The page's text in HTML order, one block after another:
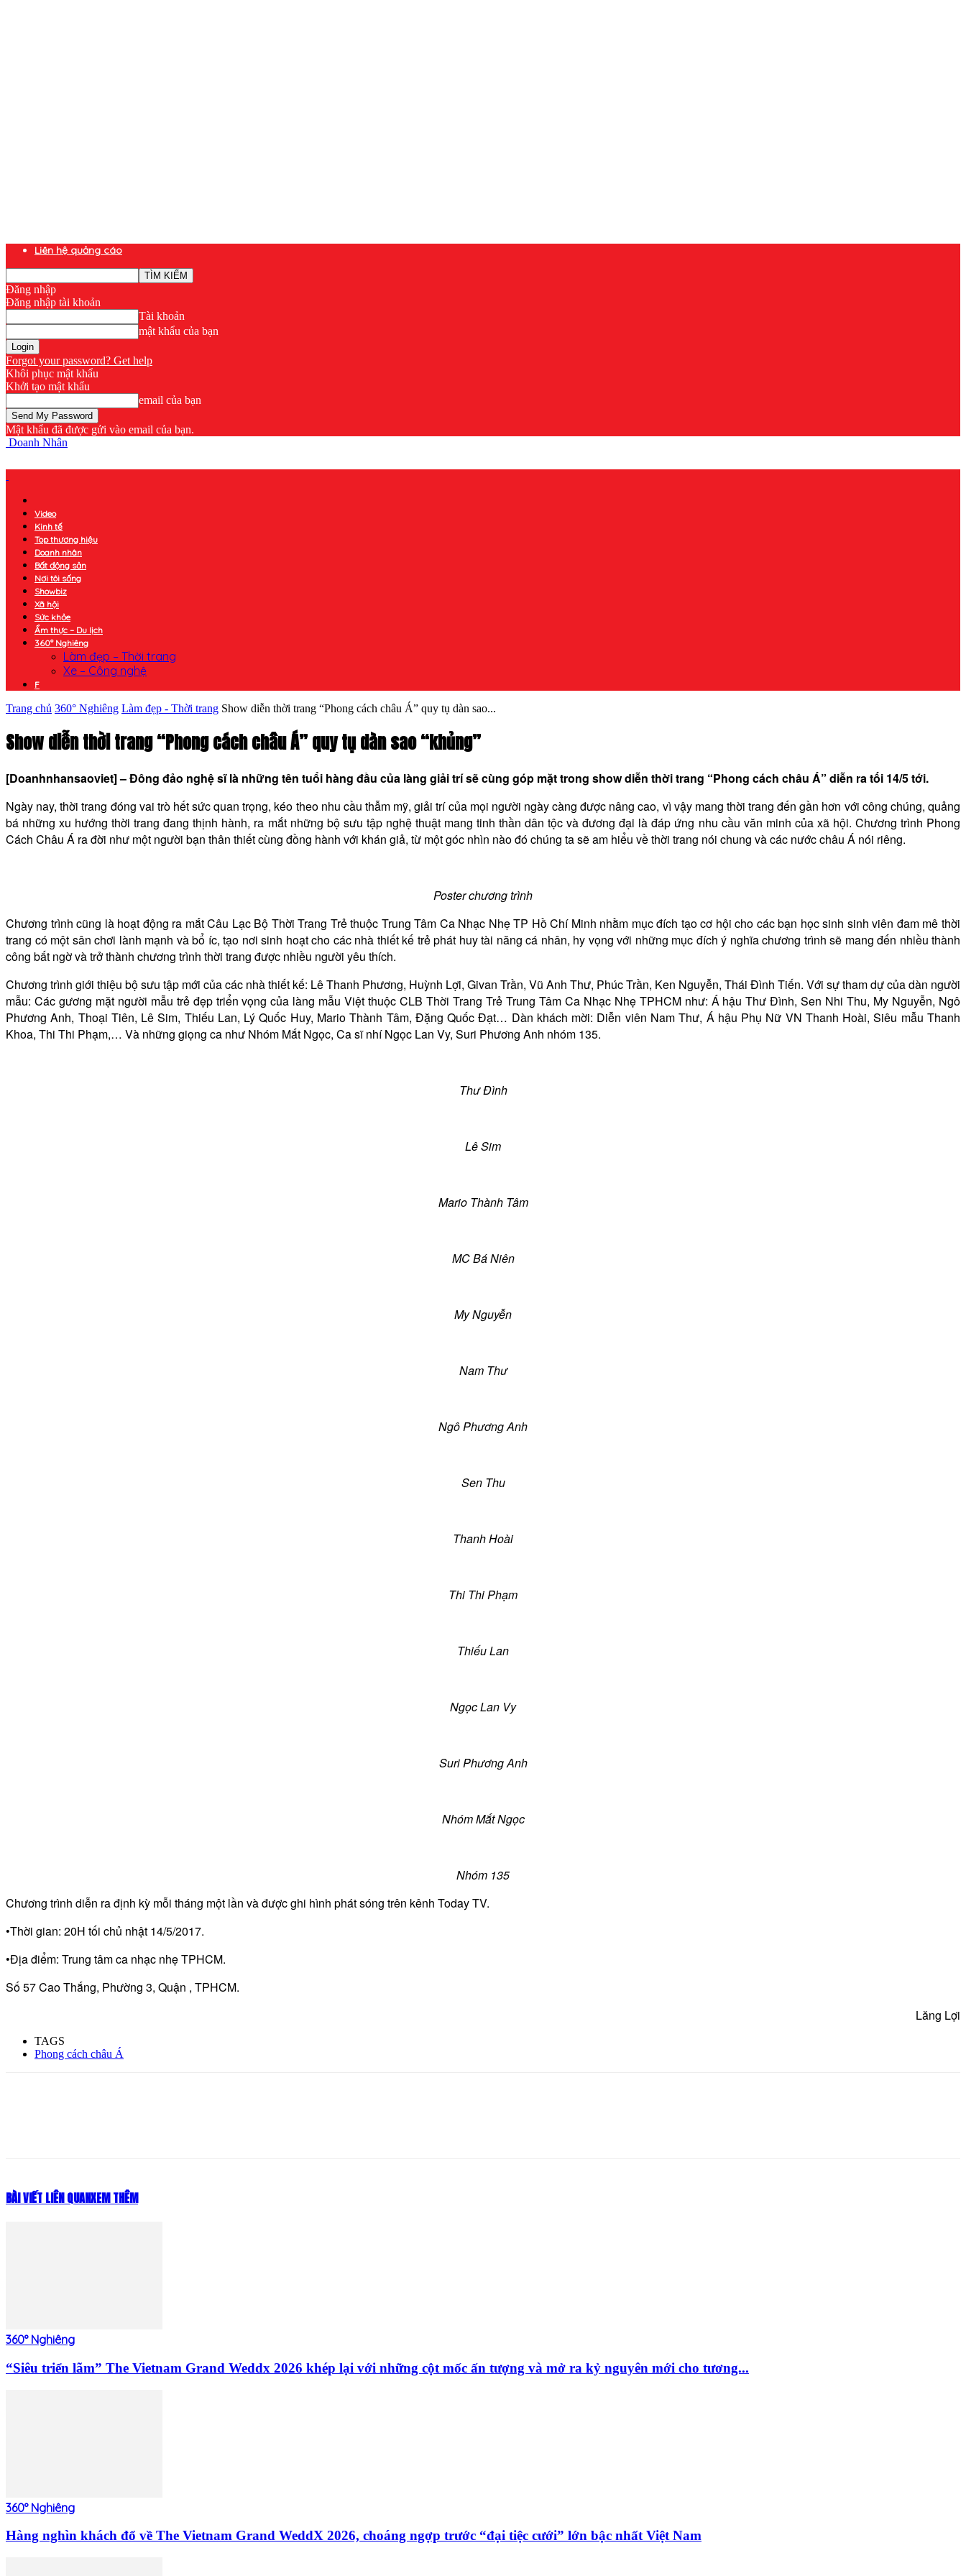
Liên hệ quảng cáo
Đăng nhập
Đăng nhập tài khoản
Tài khoản
mật khẩu của bạn
Forgot your password? Get help
Khôi phục mật khẩu
Khởi tạo mật khẩu
email của bạn
Mật khẩu đã được gửi vào email của bạn.
Doanh Nhân
Video
Kinh tế
Top thương hiệu
Doanh nhân
Bất động sản
Nơi tôi sống
Showbiz
Xã hội
Sức khỏe
Ẩm thực – Du lịch
360° Nghiêng
Làm đẹp – Thời trang
Xe – Công nghệ
F
Trang chủ 360° Nghiêng Làm đẹp - Thời trang Show diễn thời trang “Phong cách châu Á” quy tụ dàn sao...
Show diễn thời trang “Phong cách châu Á” quy tụ dàn sao “khủng”
[Doanhnhansaoviet] – Đông đảo nghệ sĩ là những tên tuổi hàng đầu của làng giải trí sẽ cùng góp mặt trong show diễn thời trang “Phong cách châu Á” diễn ra tối 14/5 tới.
Ngày nay, thời trang đóng vai trò hết sức quan trọng, kéo theo nhu cầu thẫm mỹ, giải trí của mọi người ngày càng được nâng cao, vì vậy mang thời trang đến gần hơn với công chúng, quảng
bá những xu hướng thời trang đang thịnh hành, ra mắt những bộ sưu tập nghệ thuật mang tinh thần dân tộc và đương đại là đáp ứng nhu cầu văn minh của xã hội. Chương trình Phong
Cách Châu Á ra đời như một người bạn thân thiết cùng đồng hành với khán giả, từ một góc nhìn nào đó chúng ta sẽ am hiểu về thời trang nói chung và các nước châu Á nói riêng.
Poster chương trình
Chương trình cũng là hoạt động ra mắt Câu Lạc Bộ Thời Trang Trẻ thuộc Trung Tâm Ca Nhạc Nhẹ TP Hồ Chí Minh nhằm mục đích tạo cơ hội cho các bạn học sinh sinh viên đam mê thời
trang có một sân chơi lành mạnh và bổ íc, tạo nơi sinh hoạt cho các nhà thiết kế trẻ phát huy tài năng cá nhân, hy vọng với những mục đích ý nghĩa chương trình sẽ mang đến nhiều thành
công bất ngờ và trở thành chương trình thời trang được nhiều người yêu thích.
Chương trình giới thiệu bộ sưu tập mới của các nhà thiết kế: Lê Thanh Phương, Huỳnh Lợi, Givan Trần, Vũ Anh Thư, Phúc Trần, Ken Nguyễn, Thái Đình Tiến. Với sự tham dự của dàn người
mẫu: Các gương mặt người mẫu trẻ đẹp triển vọng của làng mẫu Việt thuộc CLB Thời Trang Trẻ Trung Tâm Ca Nhạc Nhẹ TPHCM như: Á hậu Thư Đình, Sen Nhi Thu, My Nguyễn, Ngô
Phương Anh, Thoại Tiên, Lê Sim, Thiếu Lan, Lý Quốc Huy, Mario Thành Tâm, Đặng Quốc Đạt… Dàn khách mời: Diễn viên Nam Thư, Á hậu Phụ Nữ VN Thanh Hoài, Siêu mẫu Thanh
Khoa, Thi Thi Phạm,… Và những giọng ca như Nhóm Mắt Ngọc, Ca sĩ nhí Ngọc Lan Vy, Suri Phương Anh nhóm 135.
Thư Đình
Lê Sim
Mario Thành Tâm
MC Bá Niên
My Nguyễn
Nam Thư
Ngô Phương Anh
Sen Thu
Thanh Hoài
Thi Thi Phạm
Thiếu Lan
Ngọc Lan Vy
Suri Phương Anh
Nhóm Mắt Ngọc
Nhóm 135
Chương trình diễn ra định kỳ mỗi tháng một lần và được ghi hình phát sóng trên kênh Today TV.
•Thời gian: 20H tối chủ nhật 14/5/2017.
•Địa điểm: Trung tâm ca nhạc nhẹ TPHCM.
Số 57 Cao Thắng, Phường 3, Quận , TPHCM.
Lăng Lợi
TAGS
Phong cách châu Á
BÀI VIẾT LIÊN QUANXEM THÊM
360° Nghiêng
“Siêu triển lãm” The Vietnam Grand Weddx 2026 khép lại với những cột mốc ấn tượng và mở ra kỷ nguyên mới cho tương...
360° Nghiêng
Hàng nghìn khách đổ về The Vietnam Grand WeddX 2026, choáng ngợp trước “đại tiệc cưới” lớn bậc nhất Việt Nam